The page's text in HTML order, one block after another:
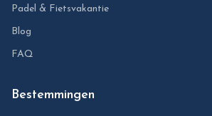
Padel & Fietsvakantie
Blog
FAQ
Bestemmingen